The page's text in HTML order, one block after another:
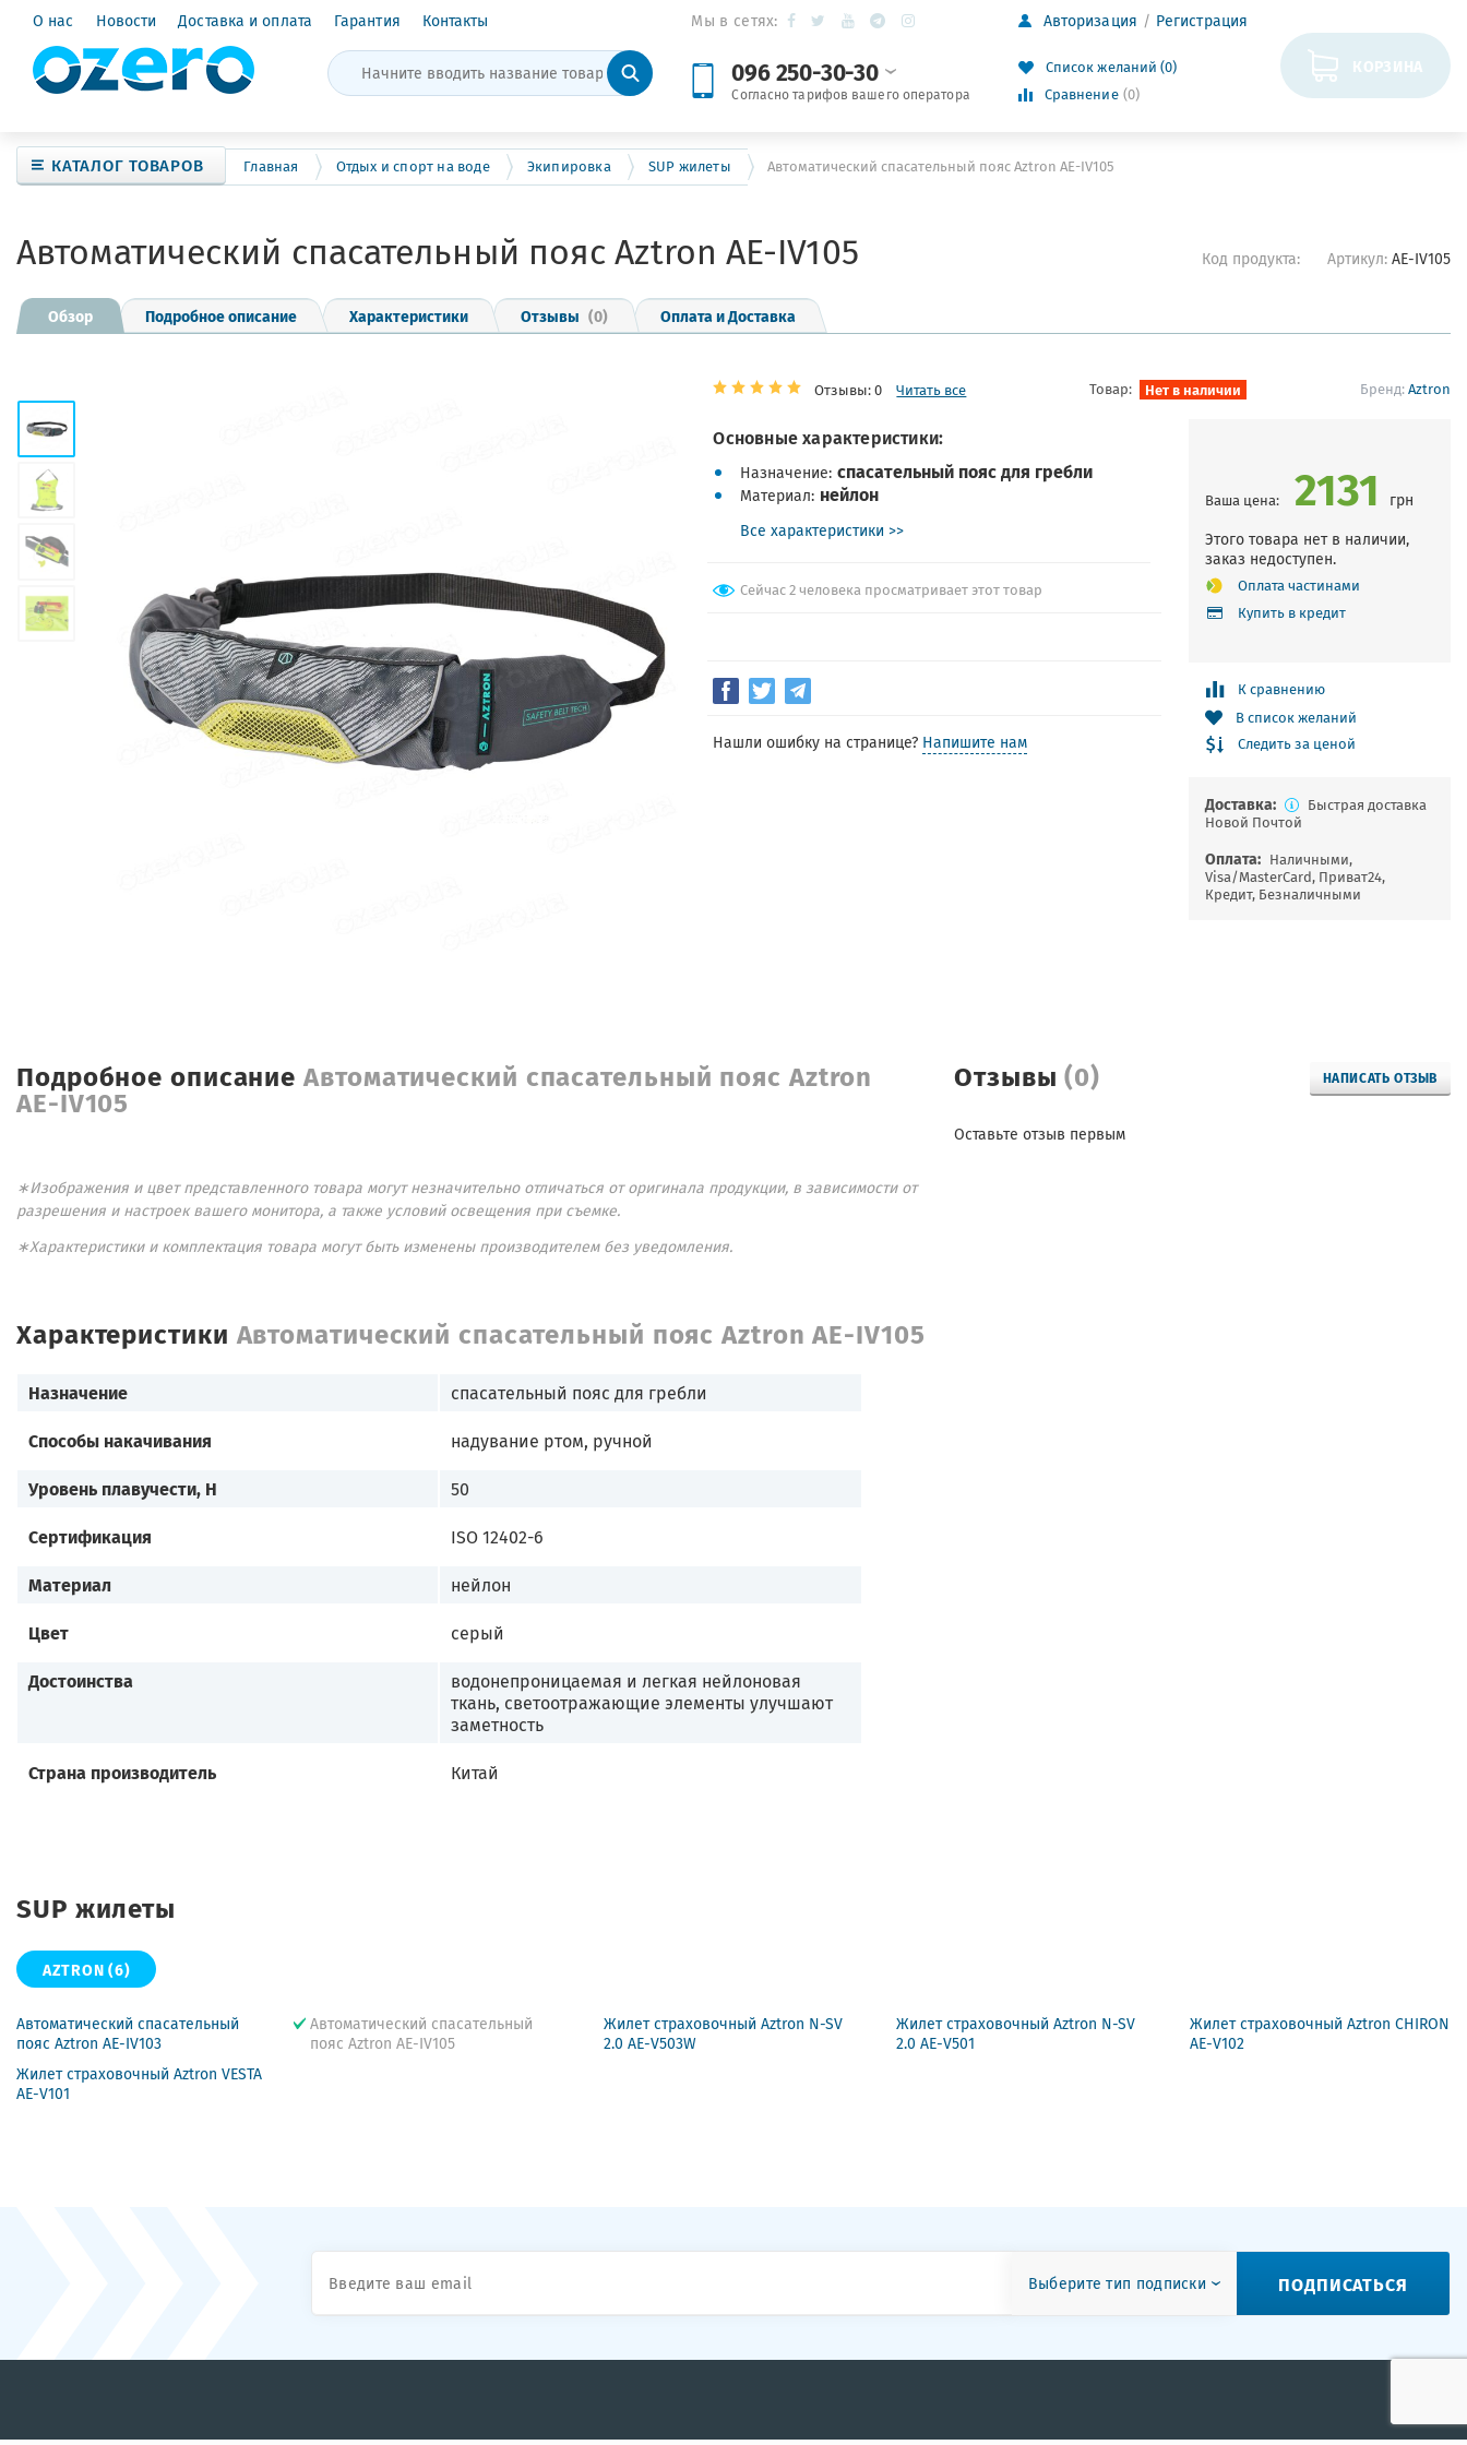
О нас Новости Доставка и оплата Гарантия Контакты Мы в сетях:
096 250-30-30
Согласно тарифов вашего оператора
Авторизация Регистрация
Список желаний (0)
Сравнение (0)
КОРЗИНА
КАТАЛОГ ТОВАРОВ Главная Отдых и спорт на воде Экипировка SUP жилеты Автоматический спасательный пояс Aztron AE-IV105
Автоматический спасательный пояс Aztron AE-IV105 Код продукта: Артикул: AE-IV105
Обзор Подробное описание Характеристики Отзывы (0) Оплата и Доставка
Отзывы: 0 Читать все Товар: Нет в наличии Бренд:Aztron
Основные характеристики:
Назначение спасательный пояс для гребли
Материал нейлон
Все характеристики >>
Сейчас 2 человека просматривает этот товар
Нашли ошибку на странице? Напишите нам
Ваша цена: 2131
грн
Этого товара нет в наличии,
заказ недоступен.
Оплата частинами
Купить в кредит
К сравнению
В список желаний
Следить за ценой
Доставка:
Быстрая доставка
Новой Почтой
Оплата: Наличными,
Visa/MasterCard, Приват24,
Кредит, Безналичными
Отзывы(0) НАПИСАТЬ ОТЗЫВ
Оставьте отзыв первым
Подробное описаниеАвтоматический спасательный пояс Aztron
AE-IV105
∗Изображения и цвет представленного товара могут незначительно отличаться от оригинала продукции, в зависимости от
разрешения и настроек вашего монитора, а также условий освещения при съемке.
∗Характеристики и комплектация товара могут быть изменены производителем без уведомления.
Характеристики Автоматический спасательный пояс Aztron AE-IV105
Назначение спасательный пояс для гребли
Способы накачивания надувание ртом, ручной
Уровень плавучести, Н 50
Сертификация ISO 12402-6
Материал нейлон
Цвет серый
Достоинства
водонепроницаемая и легкая нейлоновая
ткань, светоотражающие элементы улучшают
заметность
Страна производитель Китай
SUP жилеты
AZTRON(6)
Автоматический спасательный
пояс Aztron AE-IV103
Автоматический спасательный
пояс Aztron AE-IV105
Жилет страховочный Aztron N-SV
2.0 AE-V503W
Жилет страховочный Aztron N-SV
2.0 AE-V501
Жилет страховочный Aztron CHIRON
AE-V102
Жилет страховочный Aztron VESTA
AE-V101
Выберите тип подписки ПОДПИСАТЬСЯ